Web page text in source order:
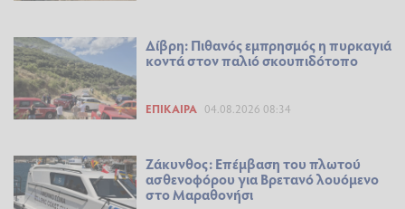
Δίβρη: Πιθανός εμπρησμός η πυρκαγιά
κοντά στον παλιό σκουπιδότοπο
ΕΠΊΚΑΙΡΑ 04.08.2026 08:34
Ζάκυνθος: Επέμβαση του πλωτού
ασθενοφόρου για Βρετανό λουόμενο
στο Μαραθονήσι